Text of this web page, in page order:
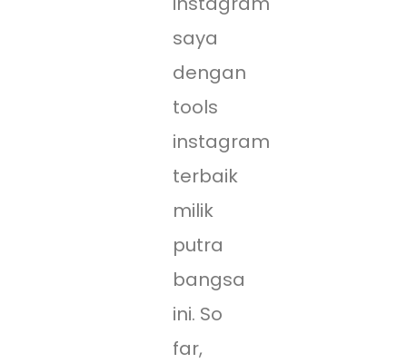
saya
dengan
tools
instagram
terbaik
milik
putra
bangsa
ini. So
far,